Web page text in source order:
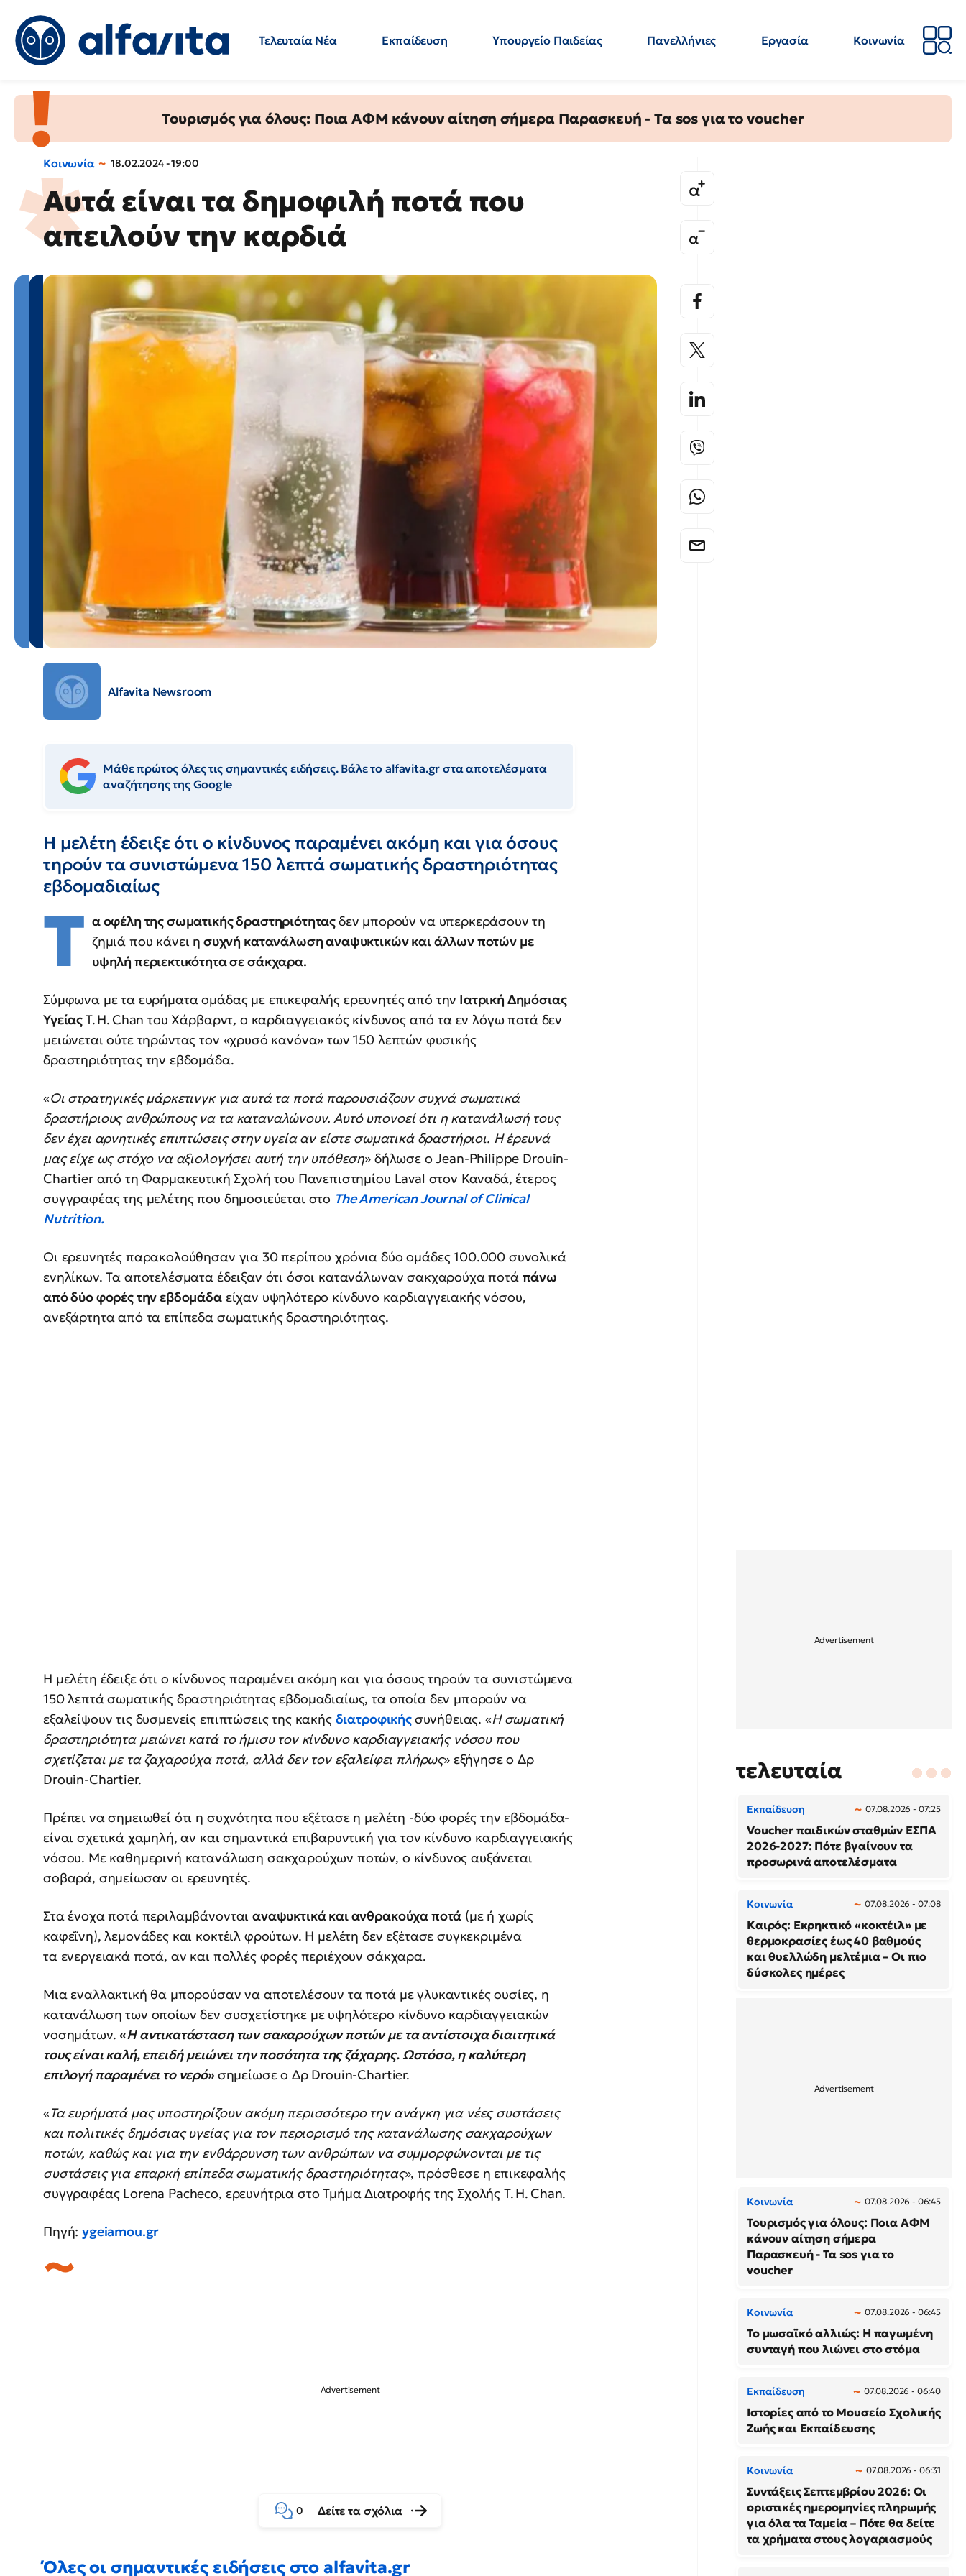
Τελευταία Νέα Εκπαίδευση Υπουργείο Παιδείας Πανελλήνιες Εργασία
Κοινωνία
Τουρισμός για όλους: Ποια ΑΦΜ κάνουν αίτηση σήμερα Παρασκευή - Τα sos για το voucher
Κοινωνία 18.02.2024 - 19:00
Αυτά είναι τα δημοφιλή ποτά που
απειλούν την καρδιά
Alfavita Newsroom
Μάθε πρώτος όλες τις σημαντικές ειδήσεις. Βάλε το alfavita.gr στα αποτελέσματα
αναζήτησης της Google
Η μελέτη έδειξε ότι ο κίνδυνος παραμένει ακόμη και για όσους
τηρούν τα συνιστώμενα 150 λεπτά σωματικής δραστηριότητας
εβδομαδιαίως
Τ α οφέλη της σωματικής δραστηριότηταςδεν μπορούν να υπερκεράσουν τη
ζημιά που κάνει η συχνή κατανάλωση αναψυκτικών και άλλων ποτών με
υψηλή περιεκτικότητα σε σάκχαρα.
Σύμφωνα με τα ευρήματα ομάδας με επικεφαλής ερευνητές από την Ιατρική Δημόσιας
ΥγείαςT. H. Chan του Χάρβαρντ, ο καρδιαγγειακός κίνδυνος από τα εν λόγω ποτά δεν
μειώνεται ούτε τηρώντας τον «χρυσό κανόνα» των 150 λεπτών φυσικής
δραστηριότητας την εβδομάδα.
«Οι στρατηγικές μάρκετινγκ για αυτά τα ποτά παρουσιάζουν συχνά σωματικά
δραστήριους ανθρώπους να τα καταναλώνουν. Αυτό υπονοεί ότι η κατανάλωσή τους
δεν έχει αρνητικές επιπτώσεις στην υγεία αν είστε σωματικά δραστήριοι. Η έρευνά
μας είχε ως στόχο να αξιολογήσει αυτή την υπόθεση» δήλωσε ο Jean-Philippe Drouin-
Chartier από τη Φαρμακευτική Σχολή του Πανεπιστημίου Laval στον Καναδά, έτερος
συγγραφέας της μελέτης που δημοσιεύεται στο The American Journal of Clinical
Nutrition.
Οι ερευνητές παρακολούθησαν για 30 περίπου χρόνια δύο ομάδες 100.000 συνολικά
ενηλίκων. Τα αποτελέσματα έδειξαν ότι όσοι κατανάλωναν σακχαρούχα ποτά πάνω
από δύο φορές την εβδομάδαείχαν υψηλότερο κίνδυνο καρδιαγγειακής νόσου,
ανεξάρτητα από τα επίπεδα σωματικής δραστηριότητας.
Η μελέτη έδειξε ότι ο κίνδυνος παραμένει ακόμη και για όσους τηρούν τα συνιστώμενα
150 λεπτά σωματικής δραστηριότητας εβδομαδιαίως, τα οποία δεν μπορούν να
εξαλείψουν τις δυσμενείς επιπτώσεις της κακής διατροφικήςσυνήθειας. «Η σωματική
δραστηριότητα μειώνει κατά το ήμισυ τον κίνδυνο καρδιαγγειακής νόσου που
σχετίζεται με τα ζαχαρούχα ποτά, αλλά δεν τον εξαλείφει πλήρως» εξήγησε ο Δρ
Drouin-Chartier.
Πρέπει να σημειωθεί ότι η συχνότητα που εξέτασε η μελέτη -δύο φορές την εβδομάδα-
είναι σχετικά χαμηλή, αν και σημαντικά επιβαρυντική για τον κίνδυνο καρδιαγγειακής
νόσου. Με καθημερινή κατανάλωση σακχαρούχων ποτών, ο κίνδυνος αυξάνεται
σοβαρά, σημείωσαν οι ερευνητές.
Στα ένοχα ποτά περιλαμβάνονταιαναψυκτικά και ανθρακούχα ποτά (με ή χωρίς
καφεΐνη), λεμονάδες και κοκτέιλ φρούτων. Η μελέτη δεν εξέτασε συγκεκριμένα
τα ενεργειακά ποτά, αν και πολλές φορές περιέχουν σάκχαρα.
Μια εναλλακτική θα μπορούσαν να αποτελέσουν τα ποτά με γλυκαντικές ουσίες, η
κατανάλωση των οποίων δεν συσχετίστηκε με υψηλότερο κίνδυνο καρδιαγγειακών
νοσημάτων.«Η αντικατάσταση των σακαρούχων ποτών με τα αντίστοιχα διαιτητικά
τους είναι καλή, επειδή μειώνει την ποσότητα της ζάχαρης. Ωστόσο, η καλύτερη
επιλογή παραμένει το νερό»σημείωσε ο Δρ Drouin-Chartier.
«Τα ευρήματά μας υποστηρίζουν ακόμη περισσότερο την ανάγκη για νέες συστάσεις
και πολιτικές δημόσιας υγείας για τον περιορισμό της κατανάλωσης σακχαρούχων
ποτών, καθώς και για την ενθάρρυνση των ανθρώπων να συμμορφώνονται με τις
συστάσεις για επαρκή επίπεδα σωματικής δραστηριότητας», πρόσθεσε η επικεφαλής
συγγραφέας Lorena Pacheco, ερευνήτρια στο Τμήμα Διατροφής της Σχολής T. H. Chan.
Πηγή:ygeiamou.gr
0 Δείτε τα σχόλια
Όλες οι σημαντικές ειδήσεις στο alfavita.gr
τελευταία
Εκπαίδευση 07.08.2026 - 07:25
Voucher παιδικών σταθμών ΕΣΠΑ
2026-2027: Πότε βγαίνουν τα
προσωρινά αποτελέσματα
Κοινωνία 07.08.2026 - 07:08
Καιρός: Εκρηκτικό «κοκτέιλ» με
θερμοκρασίες έως 40 βαθμούς
και θυελλώδη μελτέμια – Οι πιο
δύσκολες ημέρες
Κοινωνία 07.08.2026 - 06:45
Τουρισμός για όλους: Ποια ΑΦΜ
κάνουν αίτηση σήμερα
Παρασκευή - Τα sos για το
voucher
Κοινωνία 07.08.2026 - 06:45
Το μωσαϊκό αλλιώς: Η παγωμένη
συνταγή που λιώνει στο στόμα
Εκπαίδευση 07.08.2026 - 06:40
Ιστορίες από το Μουσείο Σχολικής
Ζωής και Εκπαίδευσης
Κοινωνία 07.08.2026 - 06:31
Συντάξεις Σεπτεμβρίου 2026: Οι
οριστικές ημερομηνίες πληρωμής
για όλα τα Ταμεία – Πότε θα δείτε
τα χρήματα στους λογαριασμούς